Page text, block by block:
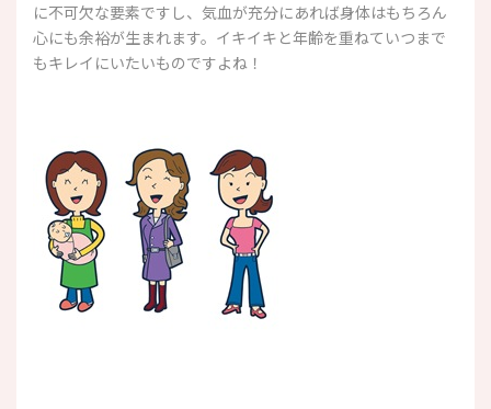
に不可欠な要素ですし、気血が充分にあれば身体はもちろん
心にも余裕が生まれます。イキイキと年齢を重ねていつまで
もキレイにいたいものですよね！